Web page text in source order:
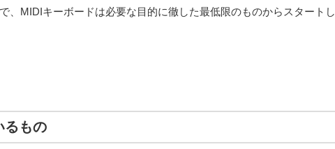
、MIDIキーボードは必要な目的に徹した最低限のものからスタートし
るもの